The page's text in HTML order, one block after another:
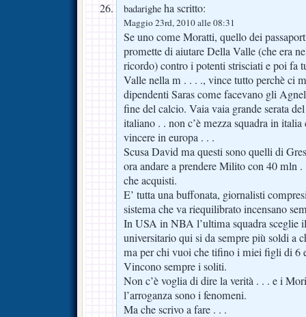
badarighe ha scritto:
Maggio 23rd, 2010 alle 08:31
Se uno come Moratti, quello dei
promette di aiutare Della Valle (che era
ricordo) contro i potenti strisciati e poi fa
Valle nella m . . . ., vince tutto perchè ci
dipendenti Saras come facevano gli
fine del calcio. Vaia vaia grande serata
italiano . . non c’è mezza squadra in italia
vincere in europa . . .
Scusa David ma questi sono quelli di
ora andare a prendere Milito con 40 mln
che acquisti.
E’ tutta una buffonata, giornalisti
sistema che va riequilibrato incensano
In USA in NBA l’ultima squadra sceglie
universitario qui si da sempre più soldi a
ma per chi vuoi che tifino i miei figli di 6
Vincono sempre i soliti.
Non c’è voglia di dire la verità . . . e i
l’arroganza sono i fenomeni.
Ma che scrivo a fare . . .